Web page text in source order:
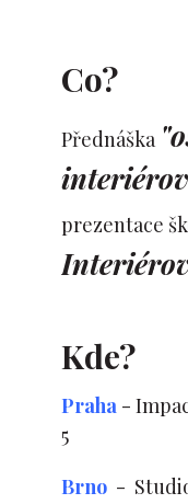
Co?
Přednáška
prezentace
Kde?
Praha -
5
Brno -